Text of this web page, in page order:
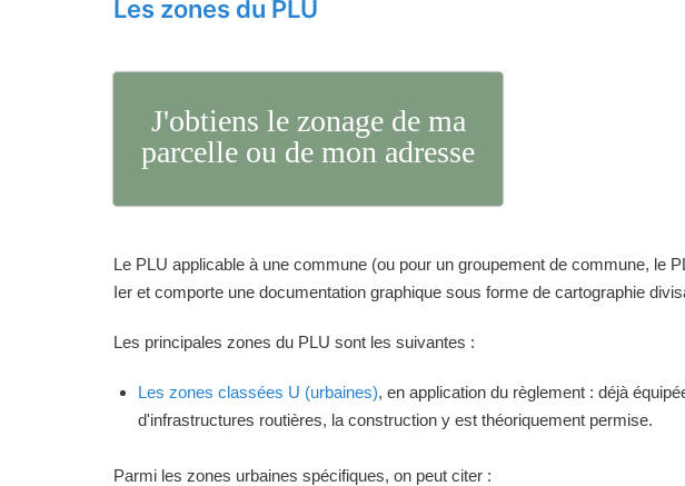
Les zones du PLU
J'obtiens le zonage de ma
parcelle ou de mon adresse
Le PLU applicable à une commune (ou pour un groupement de commune, le
Ier et comporte une documentation graphique sous forme de cartographie
Les principales zones du PLU sont les suivantes :
Les zones classées U (urbaines), en application du règlement : déjà
d'infrastructures routières, la construction y est théoriquement permise.
Parmi les zones urbaines spécifiques, on peut citer :